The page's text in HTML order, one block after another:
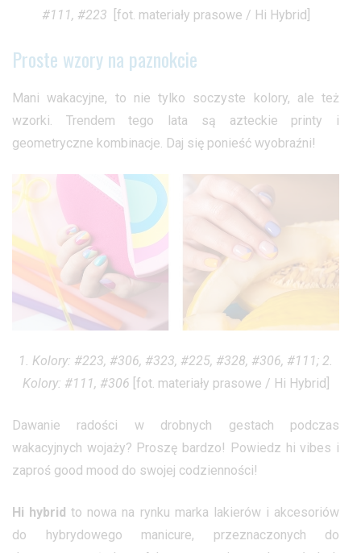
#111, #223
[fot. materiały prasowe / Hi Hybrid]
Proste wzory na paznokcie
Mani wakacyjne, to nie tylko soczyste kolory, ale też
wzorki. Trendem tego lata są azteckie printy i
geometryczne kombinacje. Daj się ponieść wyobraźni!
1. Kolory: #223, #306, #323, #225, #328, #306, #111; 2.
Kolory: #111, #306 [fot. materiały prasowe / Hi Hybrid]
Dawanie radości w drobnych gestach podczas
wakacyjnych wojaży? Proszę bardzo! Powiedz hi vibes i
zaproś good mood do swojej codzienności!
Hi hybrid to nowa na rynku marka lakierów i akcesoriów
do hybrydowego manicure, przeznaczonych do